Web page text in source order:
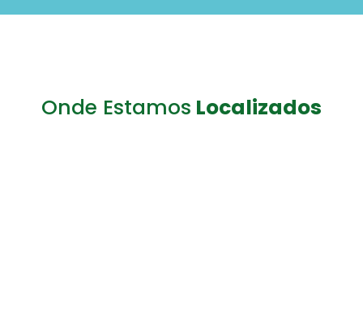
Onde Estamos Localizados